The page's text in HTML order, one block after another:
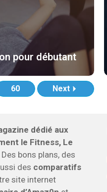
pour débutant
60 Next
dédié aux
le Fitness, Le
Des bons plans, des
des comparatifs
site internet